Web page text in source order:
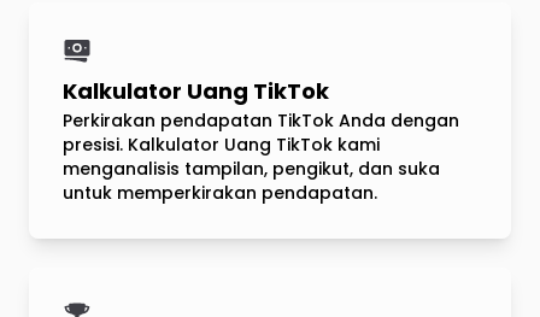
Kalkulator Uang TikTok
Perkirakan pendapatan TikTok Anda dengan
presisi. Kalkulator Uang TikTok kami
menganalisis tampilan, pengikut, dan suka
untuk memperkirakan pendapatan.